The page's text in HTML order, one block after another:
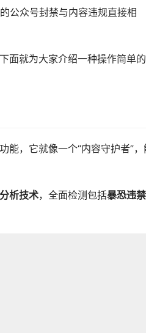
公众号封禁与内容违规直接相
面就为大家介绍一种操作简单
能，它就像一个“内容守护者”，
析技术，全面检测包括暴恐违